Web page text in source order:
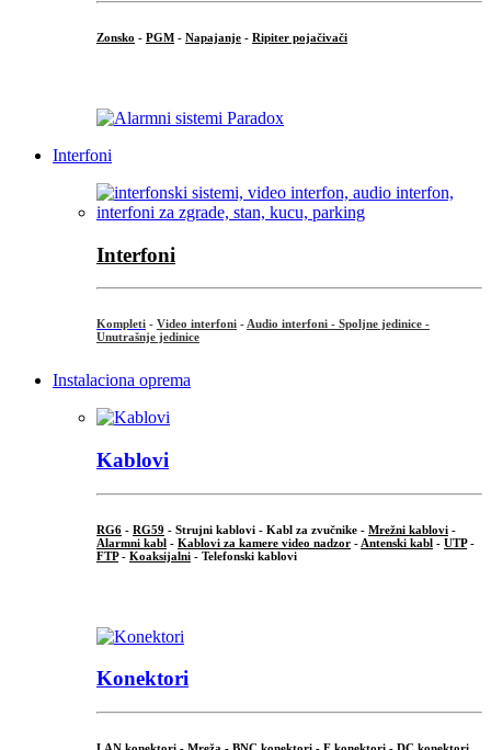
Zonsko - PGM - Napajanje - Ripiter pojačivači
Interfoni
Interfoni
Kompleti - Video interfoni - Audio interfoni - Spoljne jedinice -
Unutrašnje jedinice
Instalaciona oprema
Kablovi
RG6 - RG59 - Strujni kablovi - Kabl za zvučnike - Mrežni kablovi -
Alarmni kabl - Kablovi za kamere video nadzor - Antenski kabl - UTP-
FTP- Koaksijalni - Telefonski kablovi
Konektori